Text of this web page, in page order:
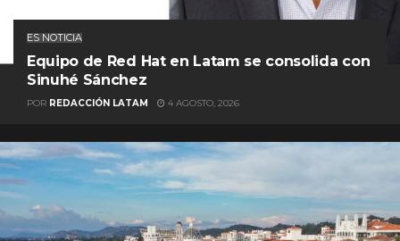
ES NOTICIA
Equipo de Red Hat en Latam se consolida con
Sinuhé Sánchez
POR REDACCIÓN LATAM 4 AGOSTO, 2026